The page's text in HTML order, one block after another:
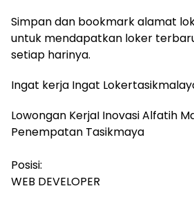
Simpan dan bookmark alamat
untuk mendapatkan loker
setiap harinya.
Ingat kerja Ingat
Lowongan KerjaI Inovasi Alfatih
Penempatan Tasikmaya
Posisi:
WEB DEVELOPER